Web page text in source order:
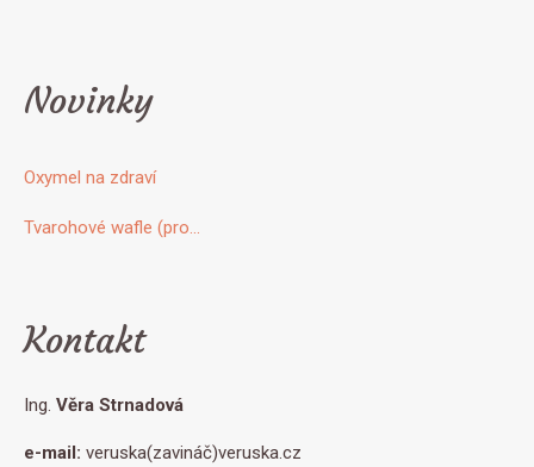
Novinky
Oxymel na zdraví
Tvarohové wafle (pro…
Kontakt
Ing. Věra Strnadová
e-mail: veruska(zavináč)veruska.cz